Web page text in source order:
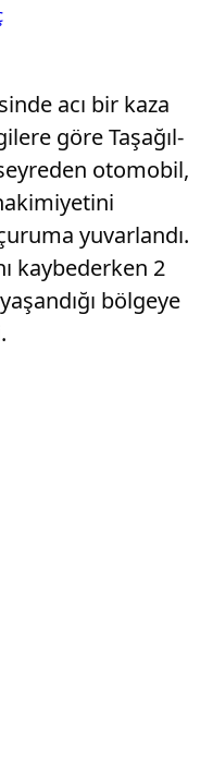
acı bir kaza
göre Taşağıl-
otomobil,
yuvarlandı.
kaybederken 2
bölgeye